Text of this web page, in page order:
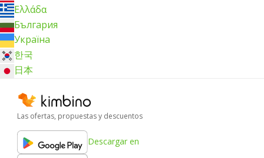
Ελλάδα
България
Україна
한국
日本
Las ofertas, propuestas y descuentos
Descargar en